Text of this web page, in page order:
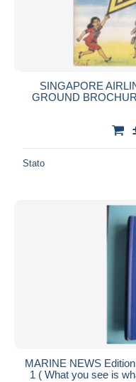
SINGAPORE
GROUND
Stato
MARINE NEWS
1 ( What you see is